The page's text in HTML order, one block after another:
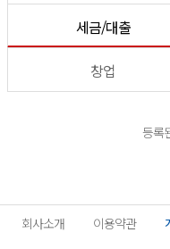
세금/대출
창업
등록
회사소개 이용약관